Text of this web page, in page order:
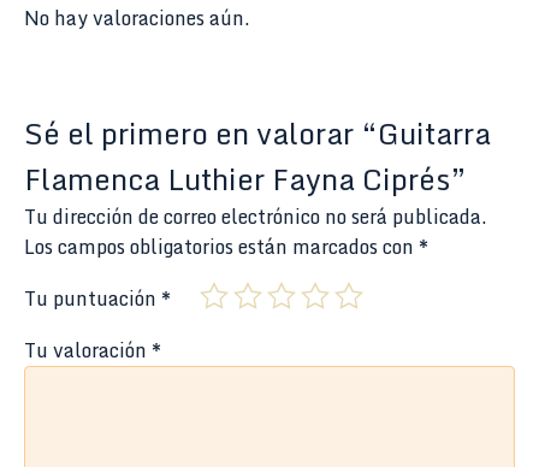
No hay valoraciones aún.
Sé el primero en valorar “Guitarra
Flamenca Luthier Fayna Ciprés”
Tu dirección de correo electrónico no será publicada.
Los campos obligatorios están marcados con *
Tu puntuación *
Tu valoración *